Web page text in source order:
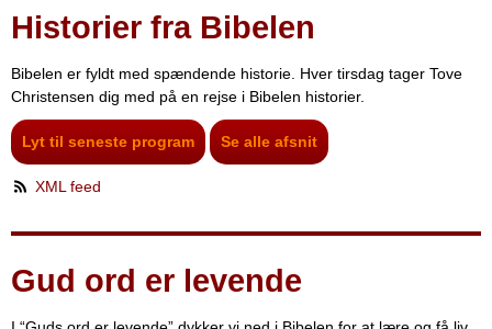
Historier fra Bibelen
Bibelen er fyldt med spændende historie. Hver tirsdag tager Tove
Christensen dig med på en rejse i Bibelen historier.
Lyt til seneste program Se alle afsnit
XML feed
Gud ord er levende